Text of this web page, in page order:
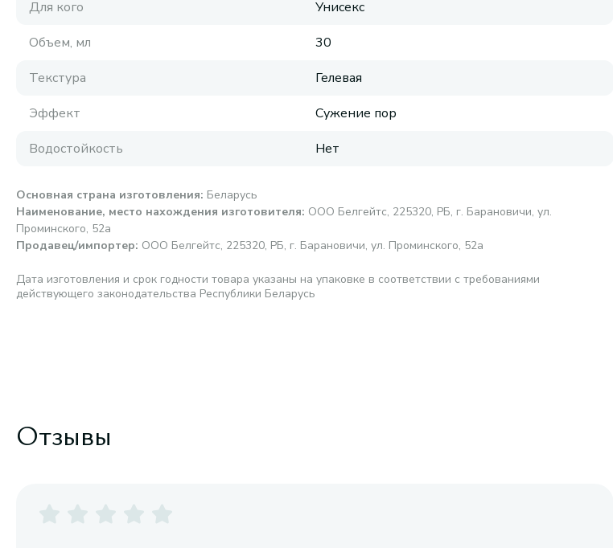
Для кого
Унисекс
Объем, мл
30
Текстура
Гелевая
Эффект
Сужение пор
Водостойкость
Нет
Основная страна изготовления: Беларусь
Наименование, место нахождения изготовителя: ООО Белгейтс, 225320, РБ, г. Барановичи, ул.
Проминского, 52а
Продавец/импортер: ООО Белгейтс, 225320, РБ, г. Барановичи, ул. Проминского, 52а
Дата изготовления и срок годности товара указаны на упаковке в соответствии с требованиями
действующего законодательства Республики Беларусь
Отзывы